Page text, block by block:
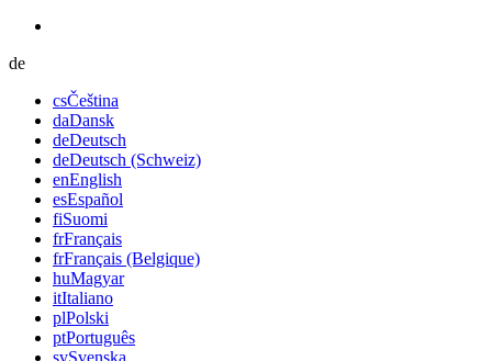
de
csČeština
daDansk
deDeutsch
deDeutsch (Schweiz)
enEnglish
esEspañol
fiSuomi
frFrançais
frFrançais (Belgique)
huMagyar
itItaliano
plPolski
ptPortuguês